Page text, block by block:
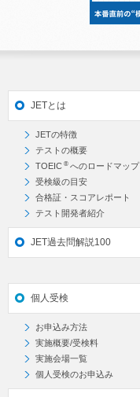
JETとは
JETの特徴
テストの概要
TOEIC ® へのロードマップ
受検級の目安
合格証・スコアレポート
テスト開発者紹介
JET過去問解説100
個人受検
お申込み方法
実施概要/受検料
実施会場一覧
個人受検のお申込み